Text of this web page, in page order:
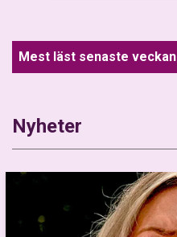
Mest läst senaste veckan
Nyheter